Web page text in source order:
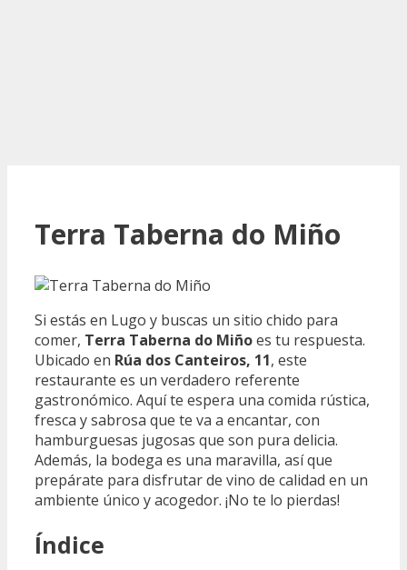
Terra Taberna do Miño
Si estás en Lugo y buscas un sitio chido para
comer, Terra Taberna do Miñoes tu respuesta.
Ubicado en Rúa dos Canteiros, 11, este
restaurante es un verdadero referente
gastronómico. Aquí te espera una comida rústica,
fresca y sabrosa que te va a encantar, con
hamburguesas jugosas que son pura delicia.
Además, la bodega es una maravilla, así que
prepárate para disfrutar de vino de calidad en un
ambiente único y acogedor. ¡No te lo pierdas!
Índice